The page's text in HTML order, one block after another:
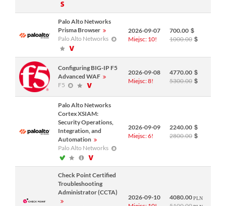
Palo Alto Networks
Prisma Browser
Palo Alto Networks
2026-09-07
Miejsc: 10!
700.00
1000.00
Configuring BIG-IP F5
Advanced WAF
F5
2026-09-08
Miejsc: 8!
4770.00
5300.00
Palo Alto Networks
Cortex XSIAM:
Security Operations,
Integration, and
Automation
Palo Alto Networks
2026-09-09
Miejsc: 6!
2240.00
2800.00
Check Point Certified
Troubleshooting
Administrator (CCTA)
2026-09-10
4080.00